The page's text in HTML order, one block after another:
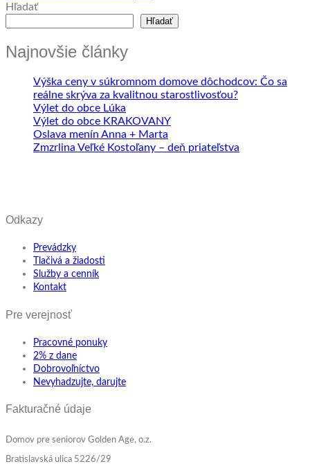
Hľadať
Hľadať
Najnovšie články
Výška ceny v súkromnom domove dôchodcov: Čo sa
reálne skrýva za kvalitnou starostlivosťou?
Výlet do obce Lúka
Výlet do obce KRAKOVANY
Oslava menín Anna + Marta
Zmzrlina Veľké Kostoľany – deň priateľstva
Odkazy
Prevádzky
Tlačivá a žiadosti
Služby a cenník
Kontakt
Pre verejnosť
Pracovné ponuky
2% z dane
Dobrovoľníctvo
Nevyhadzujte, darujte
Fakturačné údaje
Domov pre seniorov Golden Age, o.z.
Bratislavská ulica 5226/29